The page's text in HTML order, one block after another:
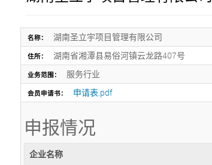
名称： 湖南圣立宇项目管理有限公司
住所： 湖南省湘潭县易俗河镇云龙路407号
业务范围： 服务行业
会员申请书： 申请表.pdf
申报情况
企业名称